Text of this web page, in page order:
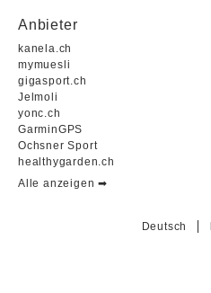
Anbieter
kanela.ch
mymuesli
gigasport.ch
Jelmoli
yonc.ch
GarminGPS
Ochsner Sport
healthygarden.ch
Alle anzeigen ➡︎
Deutsch